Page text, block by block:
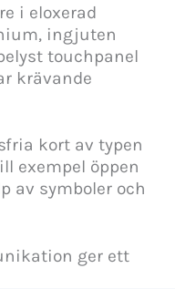
i eloxerad
ingjuten
touchpanel
krävande
kort av typen
exempel öppen
av symboler och
ger ett